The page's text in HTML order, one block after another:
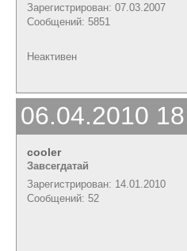
Зарегистрирован: 07.03.2007
Сообщений: 5851
Неактивен
06.04.2010
cooler
Завсегдатай
Зарегистрирован: 14.01.2010
Сообщений: 52